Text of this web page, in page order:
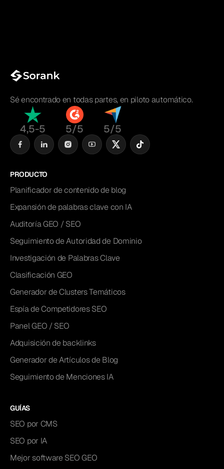
Sé encontrado en todas partes, en piloto automático.
4,5-5 5/5 5/5
PRODUCTO
Planificador de contenido de blog
Expansión de palabras clave con IA
Auditoría GEO / SEO
Seguimiento de Autoridad de Dominio
Investigación de Palabras Clave
Clasificación GEO
Generador de Clusters Temáticos
Espía de Competidores SEO
Panel GEO / SEO
Adquisición de backlinks
Generador de Artículos de Blog
Seguimiento de Menciones IA
GUÍAS
SEO por CMS
SEO por IA
Mejor software SEO GEO